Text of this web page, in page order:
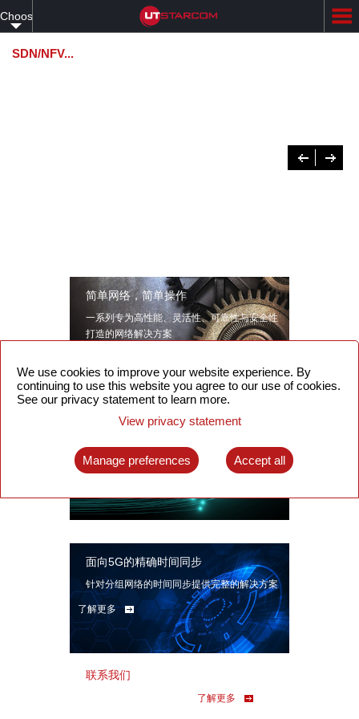
to
content
Choose
your
SDN/NFV...
Previous
下
一
简单网络，简单操作
一系列专为高性能、灵活性、可靠性与安全性
打造的网络解决方案
智能分组光网络
面向各类应用场景、基于SDN技术的分组光网
络解决方案
面向5G的精确时间同步
针对分组网络的时间同步提供完整的解决方案
了解更多
联系我们
了解更多
We use cookies to improve your website experience. By
continuing to use this website you agree to our use of cookies.
See our privacy statement to learn more.
View privacy statement
Manage preferences Accept all